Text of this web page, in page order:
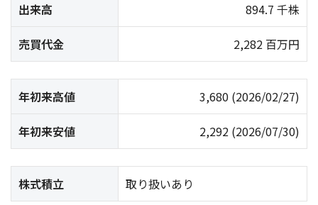
出来高 894.7 千株
売買代金 2,282 百万円
年初来高値 3,680 (2026/02/27)
年初来安値 2,292 (2026/07/30)
株式積立 取り扱いあり